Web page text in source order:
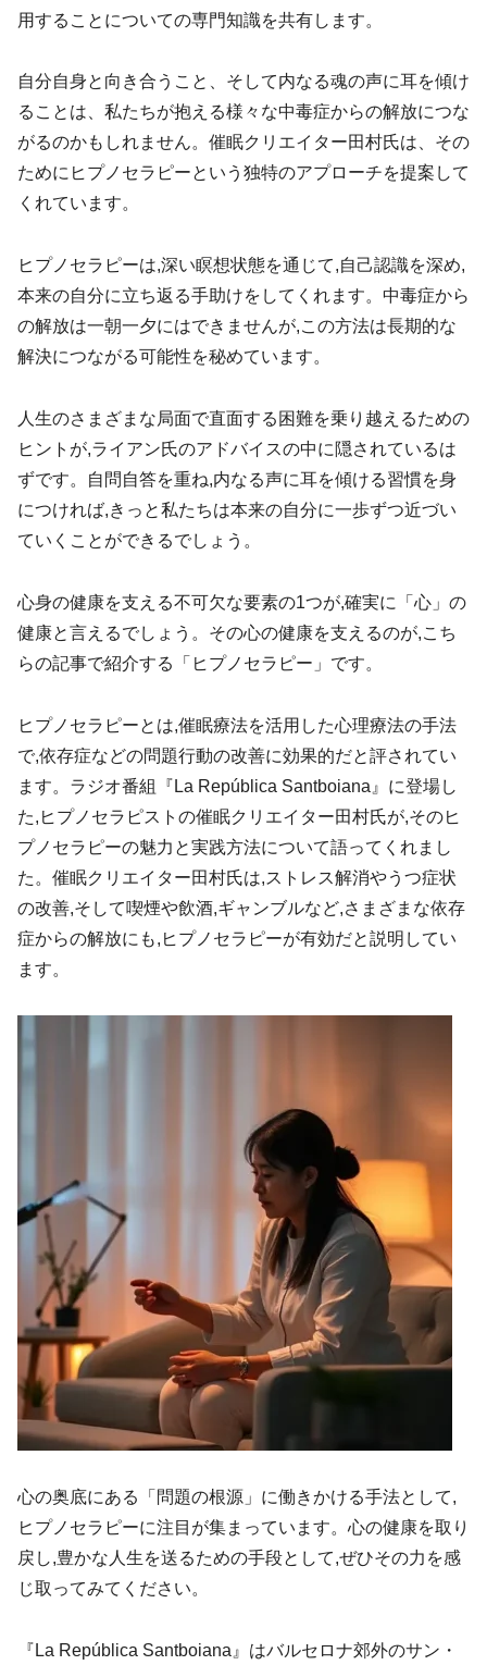
用することについての専門知識を共有します。
自分自身と向き合うこと、そして内なる魂の声に耳を傾け
ることは、私たちが抱える様々な中毒症からの解放につな
がるのかもしれません。催眠クリエイター田村氏は、その
ためにヒプノセラピーという独特のアプローチを提案して
くれています。
ヒプノセラピーは,深い瞑想状態を通じて,自己認識を深め,
本来の自分に立ち返る手助けをしてくれます。中毒症から
の解放は一朝一夕にはできませんが,この方法は長期的な
解決につながる可能性を秘めています。
人生のさまざまな局面で直面する困難を乗り越えるための
ヒントが,ライアン氏のアドバイスの中に隠されているは
ずです。自問自答を重ね,内なる声に耳を傾ける習慣を身
につければ,きっと私たちは本来の自分に一歩ずつ近づい
ていくことができるでしょう。
心身の健康を支える不可欠な要素の1つが,確実に「心」の
健康と言えるでしょう。その心の健康を支えるのが,こち
らの記事で紹介する「ヒプノセラピー」です。
ヒプノセラピーとは,催眠療法を活用した心理療法の手法
で,依存症などの問題行動の改善に効果的だと評されてい
ます。ラジオ番組『La República Santboiana』に登場し
た,ヒプノセラピストの催眠クリエイター田村氏が,そのヒ
プノセラピーの魅力と実践方法について語ってくれまし
た。催眠クリエイター田村氏は,ストレス解消やうつ症状
の改善,そして喫煙や飲酒,ギャンブルなど,さまざまな依存
症からの解放にも,ヒプノセラピーが有効だと説明してい
ます。
心の奥底にある「問題の根源」に働きかける手法として,
ヒプノセラピーに注目が集まっています。心の健康を取り
戻し,豊かな人生を送るための手段として,ぜひその力を感
じ取ってみてください。
『La República Santboiana』はバルセロナ郊外のサン・